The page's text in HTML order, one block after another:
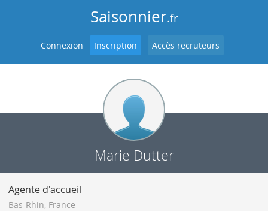
Saisonnier.fr
Connexion Inscription Accès recruteurs
Marie Dutter
Agente d'accueil
Bas-Rhin, France